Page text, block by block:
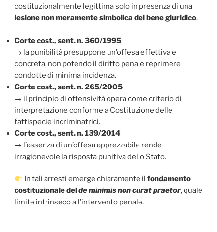
costituzionalmente legittima solo in presenza di una
lesione non meramente simbolica del bene giuridico.
Corte cost., sent. n. 360/1995
→ la punibilità presuppone un’offesa effettiva e
concreta, non potendo il diritto penale reprimere
condotte di minima incidenza.
Corte cost., sent. n. 265/2005
→ il principio di offensività opera come criterio di
interpretazione conforme a Costituzione delle
fattispecie incriminatrici.
Corte cost., sent. n. 139/2014
→ l’assenza di un’offesa apprezzabile rende
irragionevole la risposta punitiva dello Stato.
In tali arresti emerge chiaramente ilfondamento
costituzionale del de minimis non curat praetor, quale
limite intrinseco all’intervento penale.